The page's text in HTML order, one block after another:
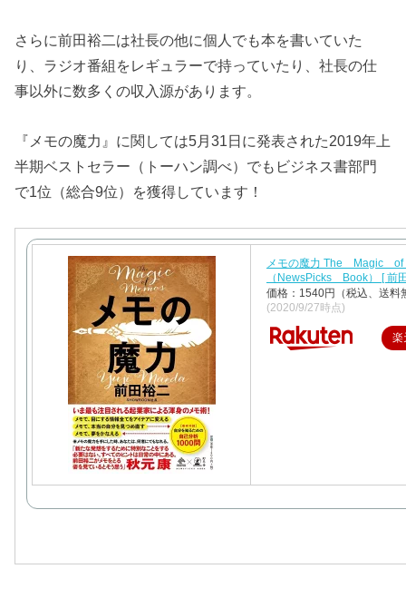
さらに前田裕二は社長の他に個人でも本を書いていた
り、ラジオ番組をレギュラーで持っていたり、社長の仕
事以外に数多くの収入源があります。
『メモの魔力』に関しては5月31日に発表された2019年上
半期ベストセラー（トーハン調べ）でもビジネス書部門
で1位（総合9位）を獲得しています！
メモの魔力 The Magic
（NewsPicks Book） [ 前
価格：1540円（税込、送料
(2020/9/27時点)
楽